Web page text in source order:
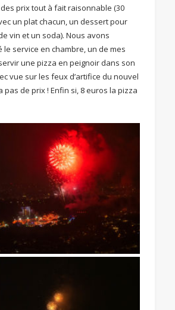
prix tout à fait raisonnable (30
un plat chacun, un dessert pour
vin et un soda). Nous avons
le service en chambre, un de mes
une pizza en peignoir dans son
vue sur les feux d’artifice du nouvel
pas de prix ! Enfin si, 8 euros la pizza